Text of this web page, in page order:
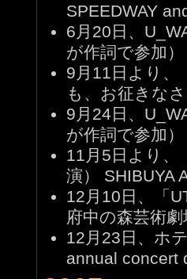
SPEEDWAY
6月20日、
が作詞で参加）
9月11日より、
も、お征きな
9月24日、
が作詞で参加）
11月5日より、
演） SHIBUYA
12月10日、「
府中の森芸術
12月23日、ホ
annual concert